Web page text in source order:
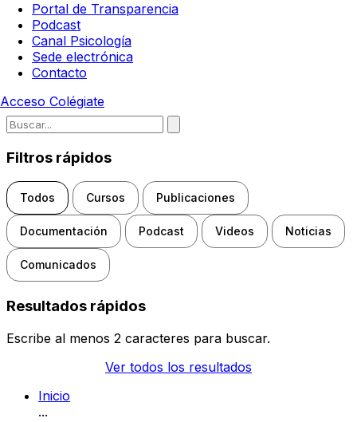
Portal de Transparencia
Podcast
Canal Psicología
Sede electrónica
Contacto
Acceso Colégiate
Escribe para buscar noticias,
Filtros rápidos
Todos Cursos Publicaciones
Documentación Podcast Videos Noticias
Comunicados
Resultados rápidos
Escribe al menos 2 caracteres para buscar.
Ver todos los resultados
Inicio
...